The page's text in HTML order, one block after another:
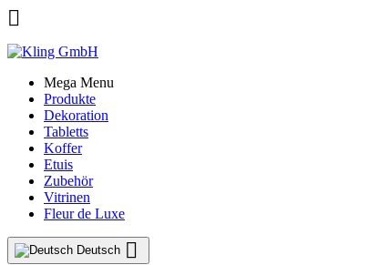

Mega Menu
Produkte
Dekoration
Tabletts
Koffer
Etuis
Zubehör
Vitrinen
Fleur de Luxe
Deutsch 